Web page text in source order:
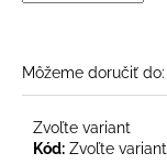
Môžeme doručiť do:
Zvoľte variant
Kód: Zvoľte variant